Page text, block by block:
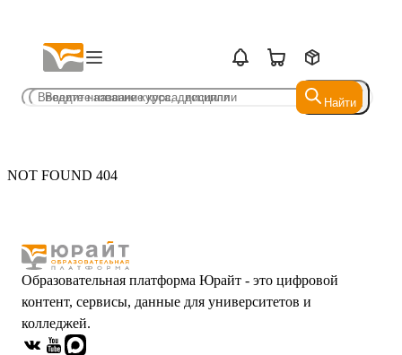
Найти
Найти
NOT FOUND 404
Образовательная платформа Юрайт - это цифровой
контент, сервисы, данные для университетов и
колледжей.